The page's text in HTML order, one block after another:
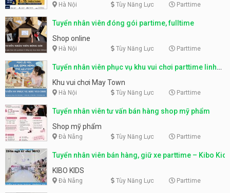
Hà Nội Tùy Năng Lực Parttime
Tuyển nhân viên đóng gói partime, fulltime
Shop online
Hà Nội Tùy Năng Lực Parttime
Tuyển nhân viên phục vụ khu vui chơi parttime linh
động
Khu vui chơi May Town
Hà Nội Tùy Năng Lực Parttime
Tuyển nhân viên tư vấn bán hàng shop mỹ phẩm
Shop mỹ phẩm
Đà Nẵng Tùy Năng Lực Parttime
Tuyển nhân viên bán hàng, giữ xe parttime – Kibo Kid
KIBO KIDS
Đà Nẵng Tùy Năng Lực Parttime